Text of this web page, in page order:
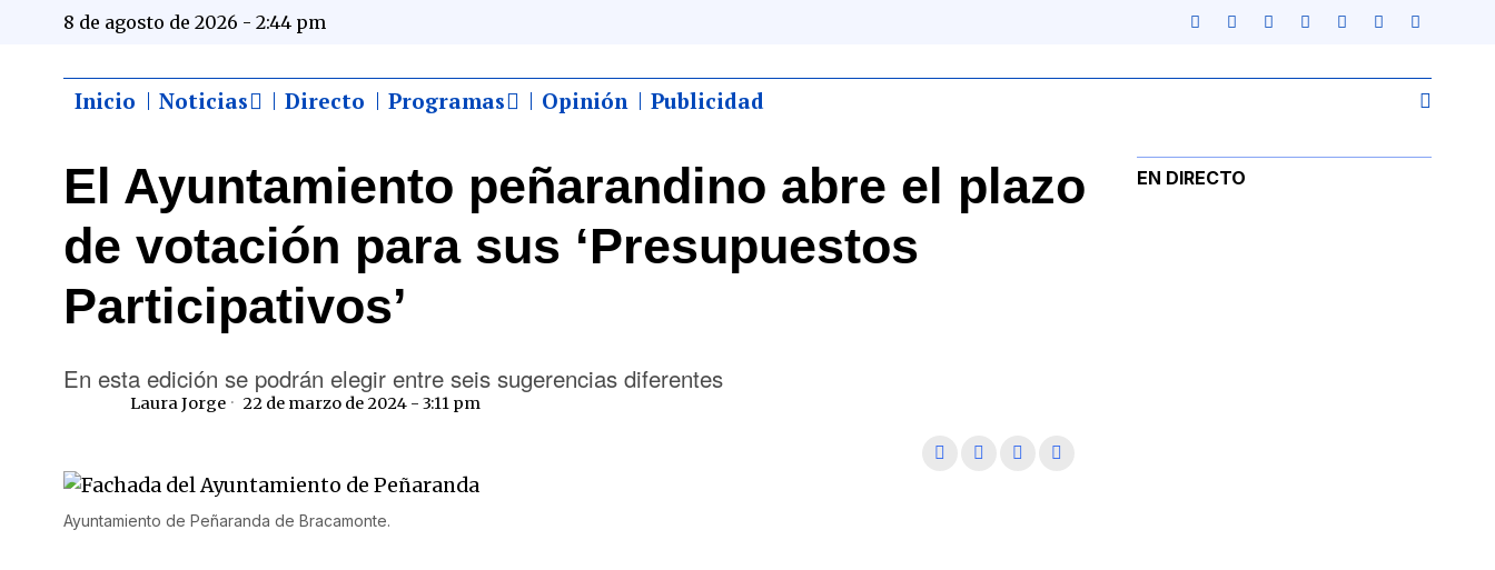
8 de agosto de 2026 - 2:44 pm
Inicio Noticias Directo Programas Opinión Publicidad
El Ayuntamiento peñarandino abre el plazo
de votación para sus ‘Presupuestos
Participativos’
En esta edición se podrán elegir entre seis sugerencias diferentes
Laura Jorge 22 de marzo de 2024 - 3:11 pm
Ayuntamiento de Peñaranda de Bracamonte.
EN DIRECTO